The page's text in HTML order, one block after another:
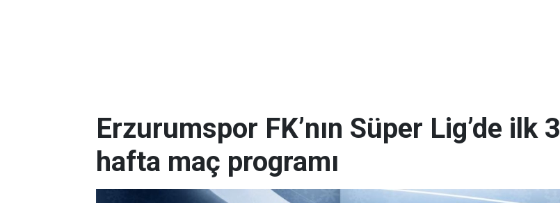
Erzurumspor FK’nın Süper Lig’de ilk 3
hafta maç programı